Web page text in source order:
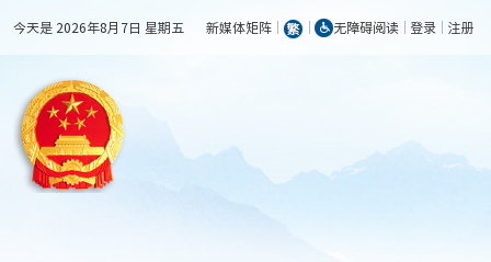
今天是 2026年8月7日 星期五 新媒体矩阵 无障碍阅读 登录 注册